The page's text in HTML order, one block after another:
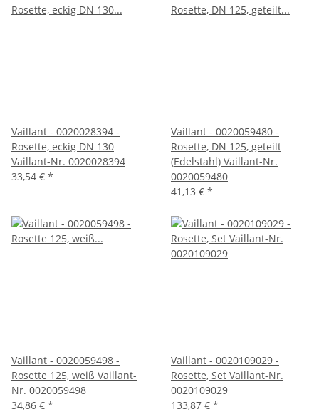
Vaillant - 0020028394 -
Rosette, eckig DN 130
Vaillant-Nr. 0020028394
33,54 € *
Vaillant - 0020059480 -
Rosette, DN 125, geteilt
(Edelstahl) Vaillant-Nr.
0020059480
41,13 € *
Vaillant - 0020059498 -
Rosette 125, weiß Vaillant-
Nr. 0020059498
34,86 € *
Vaillant - 0020109029 -
Rosette, Set Vaillant-Nr.
0020109029
133,87 € *